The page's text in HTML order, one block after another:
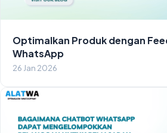
Optimalkan Produk dengan
WhatsApp
26 Jan 2026